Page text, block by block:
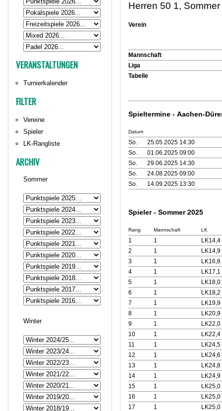
VERANSTALTUNGEN
Turnierkalender
FILTER
Vereine
Spieler
LK-Rangliste
ARCHIV
Sommer
Winter
Herren 50 1,
Verein
Mannschaft
Liga
Tabelle
Spieltermine - Aachen-
Datum
So.
25.05.2025 14:30
So.
01.06.2025 09:00
So.
29.06.2025 14:30
So.
24.08.2025 09:00
So.
14.09.2025 13:30
Spieler - Sommer 2025
Rang Mannschaft LK
1 1
LK14,4
2
1
LK14,9
3
1
LK16,8
4
1
LK17,1
5
1
LK18,0
6
1
LK18,2
7
1
LK19,9
8
1
LK20,9
9
1
LK22,0
10
1
LK22,4
11
1
LK24,5
12
1
LK24,6
13
1
LK24,8
14
1
LK24,9
15
1
LK25,0
16
1
LK25,0
17
1
LK25,0